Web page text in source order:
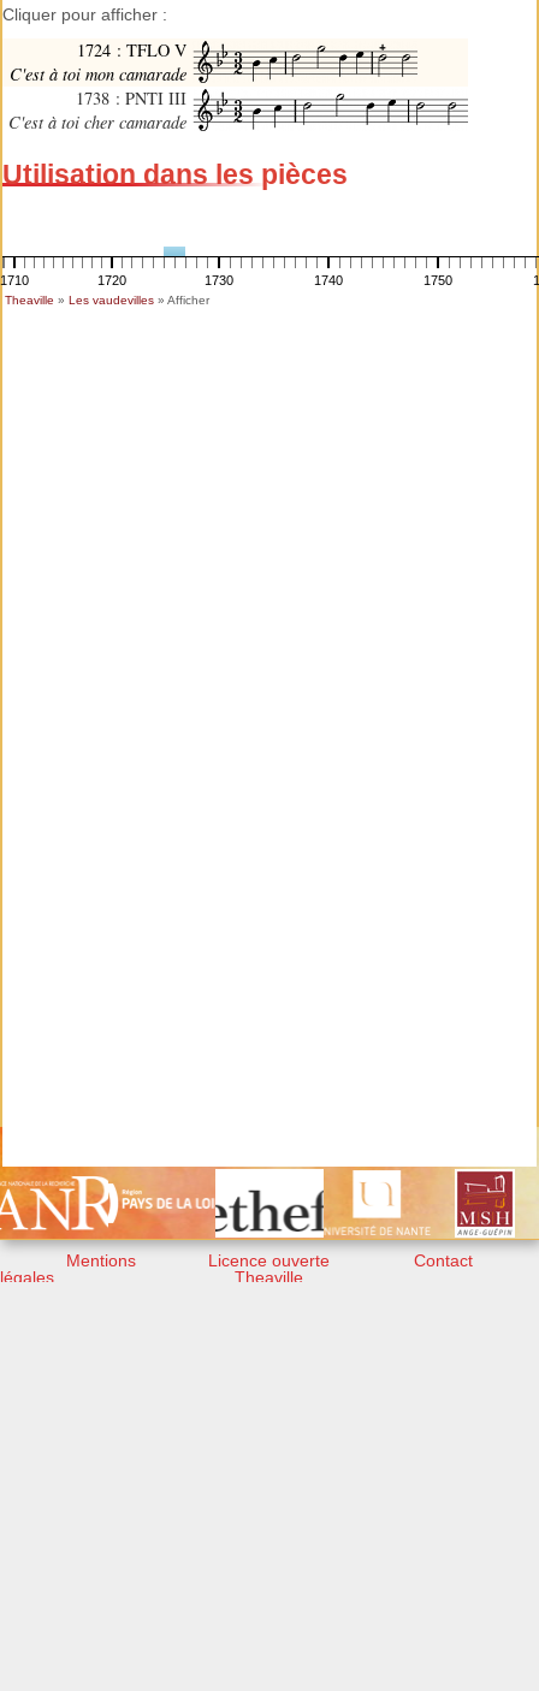
Cliquer pour afficher :
1724 : TFLO V
C'est à toi mon camarade
1738 : PNTI III
C'est à toi cher camarade
Utilisation dans les pièces
1710 1720 1730 1740 1750
Theaville » Les vaudevilles» Afficher
Mentions
légales
Licence ouverte
Theaville
Contact